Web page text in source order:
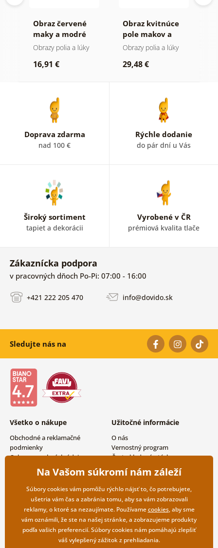
Obraz červené
maky a modré
chrpy
Obrazy polia a lúky
16,91 €
Obraz kvitnúce
pole makov a
chrp
Obrazy polia a lúky
29,48 €
Doprava zdarma
nad 100 €
Rýchle dodanie
do pár dní u Vás
Široký sortiment
tapiet a dekorácii
Vyrobené v ČR
prémiová kvalita tlače
Zákaznícka podpora
v pracovných dňoch Po-Pi: 07:00 - 16:00
+421 222 205 470 info@dovido.sk
Sledujte nás na
Všetko o nákupe
Obchodné a reklamačné
podmienky
Ochrana osobných údajov
Možnosti dopravy a platby
Vrátenie tovaru
Užitočné informácie
O nás
Vernostný program
Často kladené otázky
Magazín
Kontakty
Veľkoobchodná spolupráca
Na Vašom súkromí nám záleží
Súbory cookies vám pomôžu rýchlo nájsť to, čo potrebujete,
ušetria vám čas a zabránia tomu, aby sa vám zobrazovali
reklamy, o ktoré sa nezaujímate. Používamecookies, aby sme
vám oznámili, že ste na našej stránke, a zobrazujeme produkty
podľa vašich preferencií. Súbory cookies nám pomáhajú zlepšiť
váš vylepšený zážitok z prehliadania.